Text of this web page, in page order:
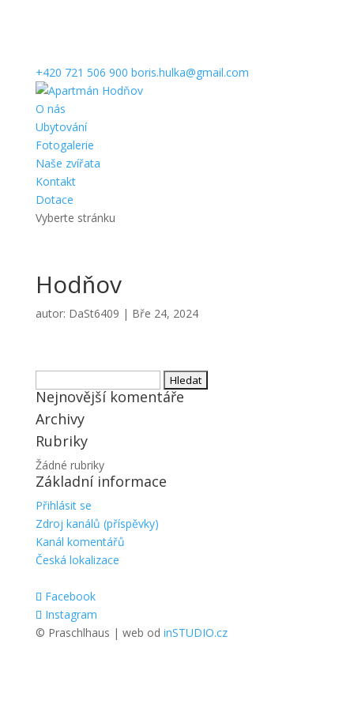
+420 721 506 900 boris.hulka@gmail.com
O nás
Ubytování
Fotogalerie
Naše zvířata
Kontakt
Dotace
Vyberte stránku
Hodňov
autor: DaSt6409 | Bře 24, 2024
Nejnovější komentáře
Archivy
Rubriky
Žádné rubriky
Základní informace
Přihlásit se
Zdroj kanálů (příspěvky)
Kanál komentářů
Česká lokalizace
Facebook
Instagram
© Praschlhaus | web od inSTUDIO.cz